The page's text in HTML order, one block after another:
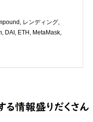
レンディング
DAI ETH MetaMask